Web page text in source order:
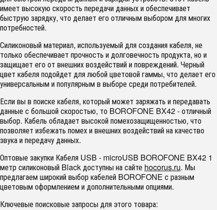
имеет высокую скорость передачи данных и обеспечивает
быструю зарядку, что делает его отличным выбором для многих
потребностей.
Силиконовый материал, используемый для создания кабеля, не
только обеспечивает прочность и долговечность продукта, но и
защищает его от внешних воздействий и повреждений. Черный
цвет кабеля подойдет для любой цветовой гаммы, что делает его
универсальным и популярным в выборе среди потребителей.
Если вы в поиске кабеля, который может заряжать и передавать
данные с большой скоростью, то BOROFONE BX42 - отличный
выбор. Кабель обладает высокой помехозащищенностью, что
позволяет избежать помех и внешних воздействий на качество
звука и передачу данных.
Оптовые закупки Кабеля USB - microUSB BOROFONE BX42 1
метр силиконовый Black доступны на сайте hocorus.ru. Мы
предлагаем широкий выбор кабелей BOROFONE с разным
цветовым оформлением и дополнительными опциями.
Ключевые поисковые запросы для этого товара: